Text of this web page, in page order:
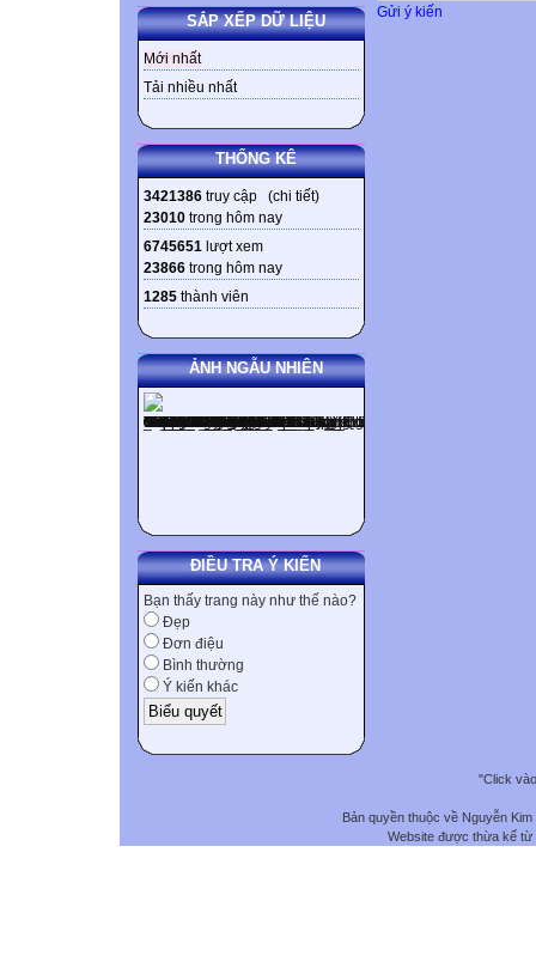
SẮP XẾP DỮ LIỆU
Mới nhất
Tải nhiều nhất
THỐNG KÊ
3421386 truy cập (chi tiết)
23010 trong hôm nay
6745651 lượt xem
23866 trong hôm nay
1285 thành viên
ẢNH NGẪU NHIÊN
ĐIỀU TRA Ý KIẾN
Bạn thấy trang này như thế nào?
Đẹp
Đơn điệu
Bình thường
Ý kiến khác
Gửi ý kiến
"Click
Bản quyền thuộc về Nguyễn
Website được thừa kế từ